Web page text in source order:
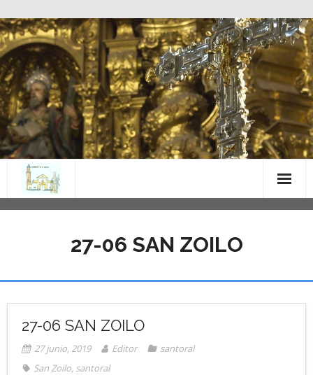
Saltar
al
contenido
27-06 SAN ZOILO
27-06 SAN ZOILO
27 junio, 2019 Editor
santoral
San Zoilo, santoral